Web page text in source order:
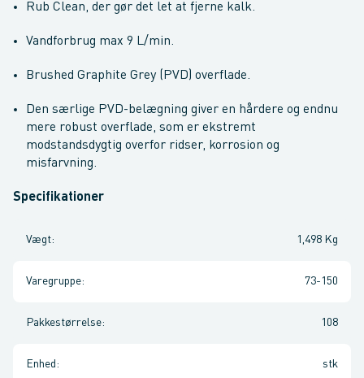
Rub Clean, der gør det let at fjerne kalk.
Vandforbrug max 9 L/min.
Brushed Graphite Grey (PVD) overflade.
Den særlige PVD-belægning giver en hårdere og endnu
mere robust overflade, som er ekstremt
modstandsdygtig overfor ridser, korrosion og
misfarvning.
Specifikationer
Vægt: 1,498 Kg
Varegruppe: 73-150
Pakkestørrelse: 108
Enhed : stk